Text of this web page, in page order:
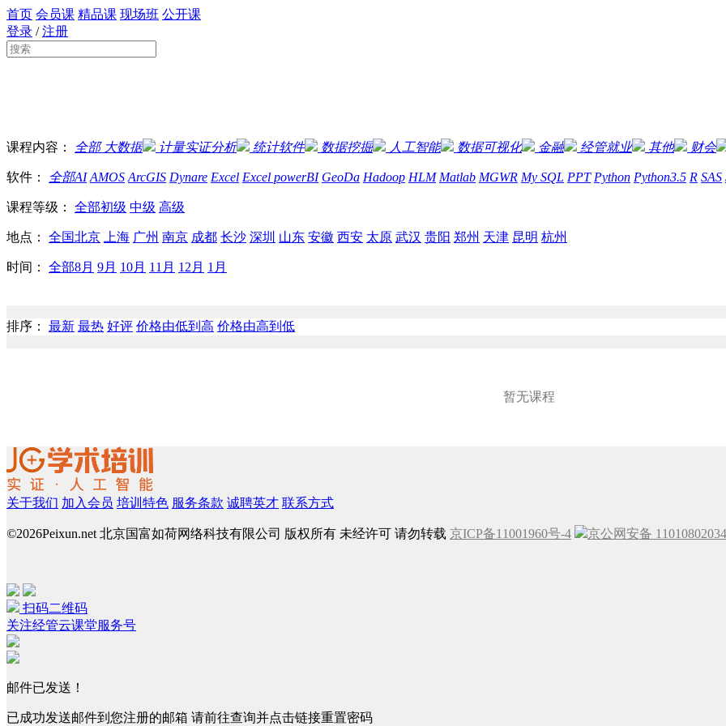
首页 会员课 精品课 现场班 公开课
登录 /注册
课程内容： 全部大数据 计量实证分析 统计软件 数据挖掘 人工智能 数据可视化 金融 经管就业 其他 财会
软件： 全部AI AMOS ArcGIS Dynare Excel Excel powerBI GeoDa Hadoop HLM Matlab MGWR My SQL PPT Python Python3.5 R SAS
课程等级： 全部初级 中级 高级
地点： 全国北京 上海 广州 南京 成都 长沙 深圳 山东 安徽 西安 太原 武汉 贵阳 郑州 天津 昆明 杭州
时间： 全部8月 9月 10月 11月 12月 1月
排序： 最新 最热 好评 价格由低到高 价格由高到低
暂无课程
关于我们 加入会员 培训特色 服务条款 诚聘英才 联系方式
©2026Peixun.net 北京国富如荷网络科技有限公司 版权所有 未经许可 请勿转载 京ICP备11001960号-4 京公网安备
扫码二维码
关注经管云课堂服务号
邮件已发送！
已成功发送邮件到您注册的邮箱 请前往查询并点击链接重置密码